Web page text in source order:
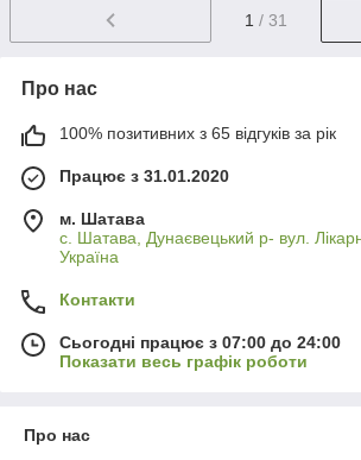
1 / 31
Про нас
100% позитивних з 65 відгуків за рік
Працює з 31.01.2020
м. Шатава
с. Шатава, Дунаєвецький р- вул.
Україна
Контакти
Сьогодні працює з 07:00 до 24:00
Показати весь графік роботи
Про нас